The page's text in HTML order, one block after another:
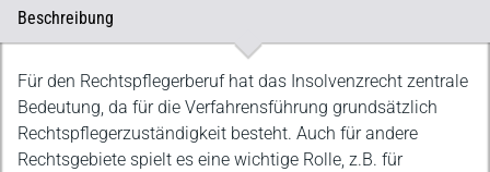
Beschreibung
Beschreibung
Für den Rechtspflegerberuf hat das Insolvenzrecht zentrale
Bedeutung, da für die Verfahrensführung grundsätzlich
Rechtspflegerzuständigkeit besteht. Auch für andere
Rechtsgebiete spielt es eine wichtige Rolle, z.B. für